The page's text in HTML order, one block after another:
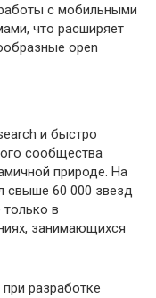
с мобильными
что расширяет
open
и быстро
сообщества
природе. На
свыше 60 000 звезд
только в
занимающихся
разработке